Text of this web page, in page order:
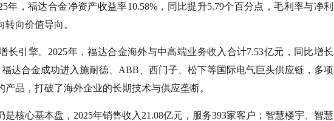
年，福达合金净资产收益率10.58%，同比提升5.79个百分点，毛利率与净利
向价值导向。
长引擎。2025年，福达合金海外与中高端业务收入合计7.53亿元，同比增长
达合金成功进入施耐德、ABB、西门子、松下等国际电气巨头供应链，多项
品，打破了海外企业的长期技术与供应垄断。
核心基本盘，2025年销售收入21.08亿元，服务393家客户；智慧楼宇、智慧